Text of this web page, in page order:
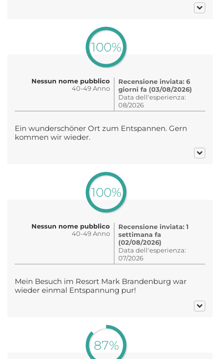
100%
Nessun nome pubblico
40-49 Anno
Recensione inviata: 6
giorni fa (03/08/2026)
Data dell'esperienza:
08/2026
Ein wunderschöner Ort zum Entspannen. Gern
kommen wir wieder.
100%
Nessun nome pubblico
40-49 Anno
Recensione inviata: 1
settimana fa
(02/08/2026)
Data dell'esperienza:
07/2026
Mein Besuch im Resort Mark Brandenburg war
wieder einmal Entspannung pur!
87%